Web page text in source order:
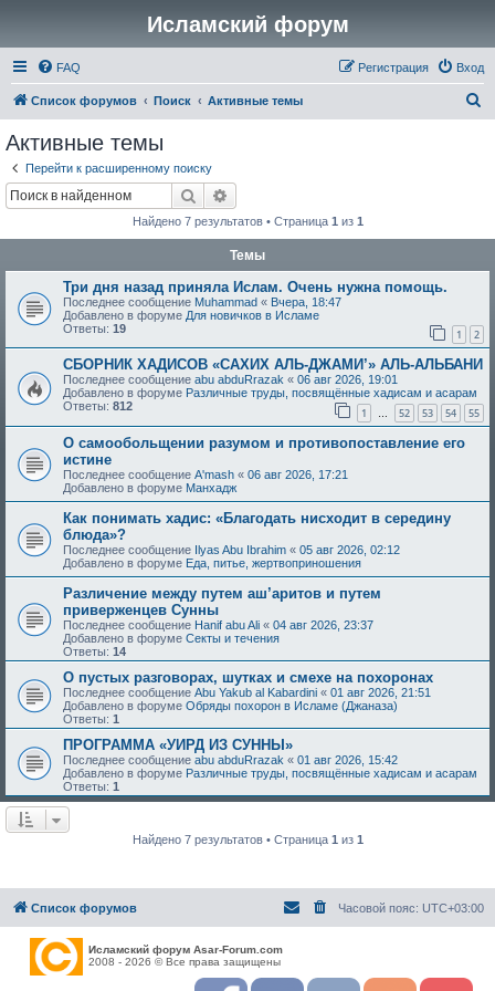
Исламский форум
FAQ Вход
Регистрация
Список форумов Поиск Активные темы
Активные темы
Перейти к расширенному поиску
Поиск
Найдено 7 результатов • Страница 1 из 1
Темы
Три дня назад приняла Ислам. Очень нужна помощь.
Последнее сообщение Muhammad « Вчера, 18:47
Добавлено в форуме Для новичков в Исламе
Ответы: 19 1 2
СБОРНИК ХАДИСОВ «САХИХ АЛЬ-ДЖАМИ’» АЛЬ-АЛЬБАНИ
Последнее сообщение abu abduRrazak « 06 авг 2026, 19:01
Добавлено в форуме Различные труды, посвящённые хадисам и асарам
Ответы: 812 1 … 52 53 54 55
О самообольщении разумом и противопоставление его
истине
Последнее сообщение A'mash « 06 авг 2026, 17:21
Добавлено в форуме Манхадж
Как понимать хадис: «Благодать нисходит в середину
блюда»?
Последнее сообщение Ilyas Abu Ibrahim « 05 авг 2026, 02:12
Добавлено в форуме Еда, питье, жертвоприношения
Различение между путем аш’аритов и путем
приверженцев Сунны
Последнее сообщение Hanif abu Ali « 04 авг 2026, 23:37
Добавлено в форуме Секты и течения
Ответы: 14
О пустых разговорах, шутках и смехе на похоронах
Последнее сообщение Abu Yakub al Kabardini « 01 авг 2026, 21:51
Добавлено в форуме Обряды похорон в Исламе (Джаназа)
Ответы: 1
ПРОГРАММА «УИРД ИЗ СУННЫ»
Последнее сообщение abu abduRrazak « 01 авг 2026, 15:42
Добавлено в форуме Различные труды, посвящённые хадисам и асарам
Ответы: 1
Найдено 7 результатов • Страница 1 из 1
Список форумов Часовой пояс: UTC+03:00
Исламский форум Asar-Forum.com
2008 - 2026 © Все права защищены